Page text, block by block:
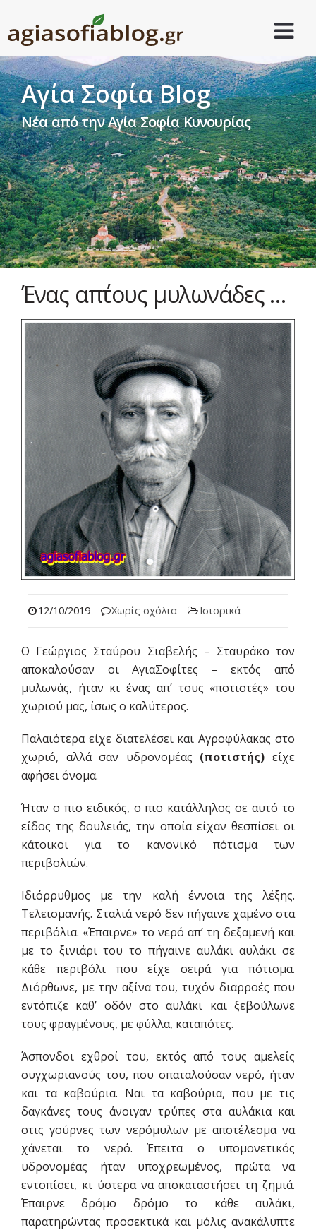
Αγία Σοφία Blog
Νέα από την Αγία Σοφία Κυνουρίας
Ένας απ΄τους μυλωνάδες …
12/10/2019 Χωρίς σχόλια Ιστορικά
Ο Γεώργιος Σταύρου Σιαβελής – Σταυράκο τον
αποκαλούσαν οι ΑγιαΣοφίτες – εκτός από
μυλωνάς, ήταν κι ένας απ’ τους «ποτιστές» του
χωριού μας, ίσως ο καλύτερος.
Παλαιότερα είχε διατελέσει και Αγροφύλακας στο
χωριό, αλλά σαν υδρονομέας (ποτιστής) είχε
αφήσει όνομα.
Ήταν ο πιο ειδικός, ο πιο κατάλληλος σε αυτό το
είδος της δουλειάς, την οποία είχαν θεσπίσει οι
κάτοικοι για το κανονικό πότισμα των
περιβολιών.
Ιδιόρρυθμος με την καλή έννοια της λέξης.
Τελειομανής. Σταλιά νερό δεν πήγαινε χαμένο στα
περιβόλια. «Έπαιρνε» το νερό απ’ τη δεξαμενή και
με το ξινιάρι του το πήγαινε αυλάκι αυλάκι σε
κάθε περιβόλι που είχε σειρά για πότισμα.
Διόρθωνε, με την αξίνα του, τυχόν διαρροές που
εντόπιζε καθ’ οδόν στο αυλάκι και ξεβούλωνε
τους φραγμένους, με φύλλα, καταπότες.
Άσπονδοι εχθροί του, εκτός από τους αμελείς
συγχωριανούς του, που σπαταλούσαν νερό, ήταν
και τα καβούρια. Ναι τα καβούρια, που με τις
δαγκάνες τους άνοιγαν τρύπες στα αυλάκια και
στις γούρνες των νερόμυλων με αποτέλεσμα να
χάνεται το νερό. Έπειτα ο υπομονετικός
υδρονομέας ήταν υποχρεωμένος, πρώτα να
εντοπίσει, κι ύστερα να αποκαταστήσει τη ζημιά.
Έπαιρνε δρόμο δρόμο το κάθε αυλάκι,
παρατηρώντας προσεκτικά και μόλις ανακάλυπτε